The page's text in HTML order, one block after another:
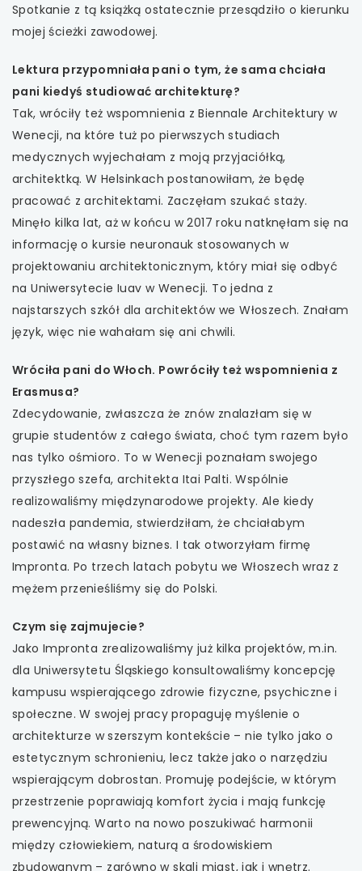
Spotkanie z tą książką ostatecznie przesądziło o kierunku
mojej ścieżki zawodowej.
Lektura przypomniała pani o tym, że sama chciała
pani kiedyś studiować architekturę?
Tak, wróciły też wspomnienia z Biennale Architektury w
Wenecji, na które tuż po pierwszych studiach
medycznych wyjechałam z moją przyjaciółką,
architektką. W Helsinkach postanowiłam, że będę
pracować z architektami. Zaczęłam szukać staży.
Minęło kilka lat, aż w końcu w 2017 roku natknęłam się na
informację o kursie neuronauk stosowanych w
projektowaniu architektonicznym, który miał się odbyć
na Uniwersytecie Iuav w Wenecji. To jedna z
najstarszych szkół dla architektów we Włoszech. Znałam
język, więc nie wahałam się ani chwili.
Wróciła pani do Włoch. Powróciły też wspomnienia z
Erasmusa?
Zdecydowanie, zwłaszcza że znów znalazłam się w
grupie studentów z całego świata, choć tym razem było
nas tylko ośmioro. To w Wenecji poznałam swojego
przyszłego szefa, architekta Itai Palti. Wspólnie
realizowaliśmy międzynarodowe projekty. Ale kiedy
nadeszła pandemia, stwierdziłam, że chciałabym
postawić na własny biznes. I tak otworzyłam firmę
Impronta. Po trzech latach pobytu we Włoszech wraz z
mężem przenieśliśmy się do Polski.
Czym się zajmujecie?
Jako Impronta zrealizowaliśmy już kilka projektów, m.in.
dla Uniwersytetu Śląskiego konsultowaliśmy koncepcję
kampusu wspierającego zdrowie fizyczne, psychiczne i
społeczne. W swojej pracy propaguję myślenie o
architekturze w szerszym kontekście – nie tylko jako o
estetycznym schronieniu, lecz także jako o narzędziu
wspierającym dobrostan. Promuję podejście, w którym
przestrzenie poprawiają komfort życia i mają funkcję
prewencyjną. Warto na nowo poszukiwać harmonii
między człowiekiem, naturą a środowiskiem
zbudowanym – zarówno w skali miast, jak i wnętrz.